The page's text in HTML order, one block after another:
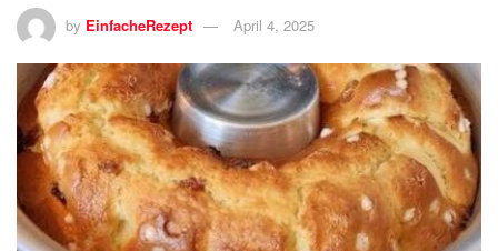
by EinfacheRezept April 4, 2025